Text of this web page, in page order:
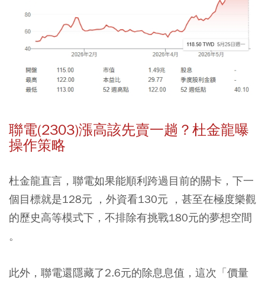
聯電(2303)漲高該先賣一趟？杜金龍曝
操作策略
杜金龍直言，聯電如果能順利跨過目前的關卡，下一
個目標就是128元 ，外資看130元 ，甚至在極度樂觀
的歷史高等模式下，不排除有挑戰180元的夢想空間
。
此外，聯電還隱藏了2.6元的除息息值，這次「價量